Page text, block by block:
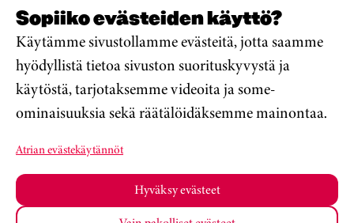
Sopiiko evästeiden käyttö?
Käytämme sivustollamme evästeitä, jotta saamme
hyödyllistä tietoa sivuston suorituskyvystä ja
käytöstä, tarjotaksemme videoita ja some-
ominaisuuksia sekä räätälöidäksemme mainontaa.
Atrian evästekäytännöt
Hyväksy evästeet
Denmark
Vaihde +45 76 28 25 00
Atria Viro
Metsa str. 19, Valga
Estonia
Vaihde +372 76 79 900